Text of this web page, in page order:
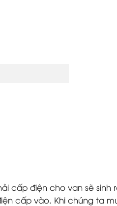
cấp điện cho van sẽ sinh
cấp vào. Khi chúng ta